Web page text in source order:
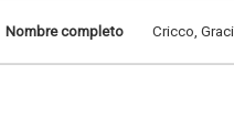
Nombre completo Cricco,